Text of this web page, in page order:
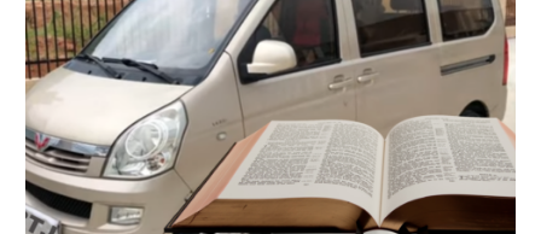
kokoontuvat
”leipäautoissa”
ja
välttyvät
pidätyksiltä